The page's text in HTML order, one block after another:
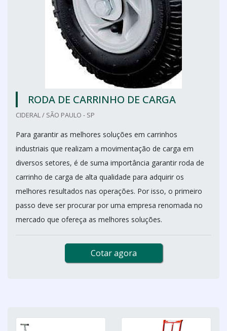
RODA DE CARRINHO DE CARGA
CIDERAL / SÃO PAULO - SP
Para garantir as melhores soluções em carrinhos
industriais que realizam a movimentação de carga em
diversos setores, é de suma importância garantir roda de
carrinho de carga de alta qualidade para adquirir os
melhores resultados nas operações. Por isso, o primeiro
passo deve ser procurar por uma empresa renomada no
mercado que ofereça as melhores soluções.
Cotar agora